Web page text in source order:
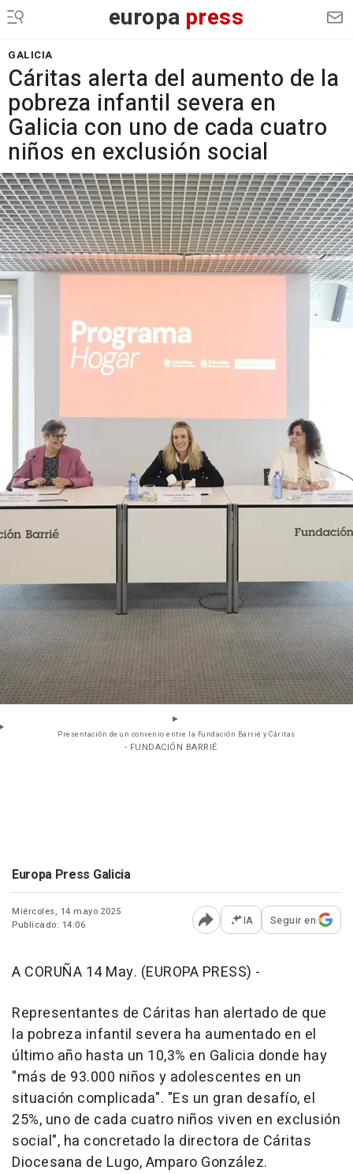
europa press
GALICIA
Cáritas alerta del aumento de la
pobreza infantil severa en
Galicia con uno de cada cuatro
niños en exclusión social
Presentación de un convenio entre la Fundación Barrié y Cáritas
- FUNDACIÓN BARRIÉ
Europa Press Galicia
Miércoles, 14 mayo 2025
Publicado: 14:06
Abrir opciones para
IA Seguir en
A CORUÑA 14 May. (EUROPA PRESS) -
Representantes de Cáritas han alertado de que
la pobreza infantil severa ha aumentado en el
último año hasta un 10,3% en Galicia donde hay
"más de 93.000 niños y adolescentes en un
situación complicada". "Es un gran desafío, el
25%, uno de cada cuatro niños viven en exclusión
social", ha concretado la directora de Cáritas
Diocesana de Lugo, Amparo González.